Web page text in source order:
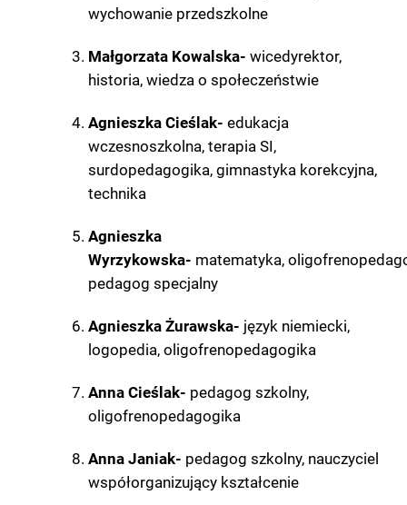
wychowanie przedszkolne
Małgorzata Kowalska- wicedyrektor,
historia, wiedza o społeczeństwie
Agnieszka Cieślak- edukacja
wczesnoszkolna, terapia SI,
surdopedagogika, gimnastyka korekcyjna,
technika
Agnieszka
Wyrzykowska- matematyka,
pedagog specjalny
Agnieszka Żurawska- język niemiecki,
logopedia, oligofrenopedagogika
Anna Cieślak- pedagog szkolny,
oligofrenopedagogika
Anna Janiak- pedagog szkolny, nauczyciel
współorganizujący kształcenie